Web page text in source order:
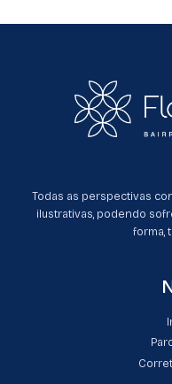
Todas as perspectivas
ilustrativas, podendo
forma,